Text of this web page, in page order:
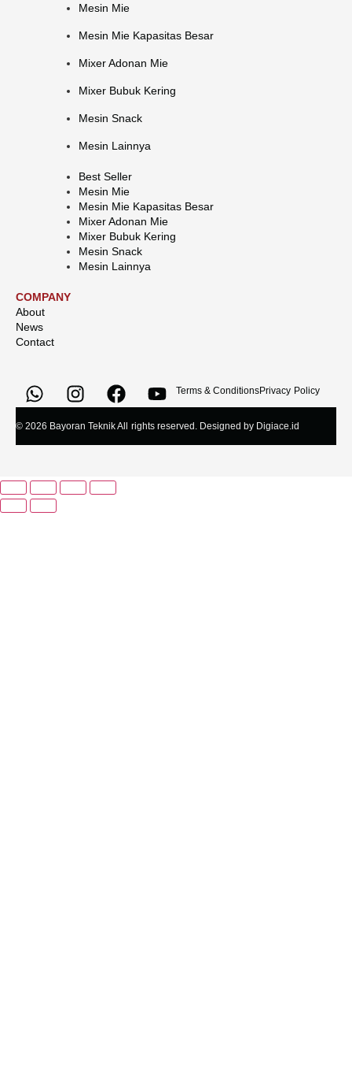
Mesin Mie
Mesin Mie Kapasitas Besar
Mixer Adonan Mie
Mixer Bubuk Kering
Mesin Snack
Mesin Lainnya
Best Seller
Mesin Mie
Mesin Mie Kapasitas Besar
Mixer Adonan Mie
Mixer Bubuk Kering
Mesin Snack
Mesin Lainnya
COMPANY
About
News
Contact
Terms & ConditionsPrivacy Policy
© 2026 Bayoran Teknik All rights reserved. Designed by Digiace.id